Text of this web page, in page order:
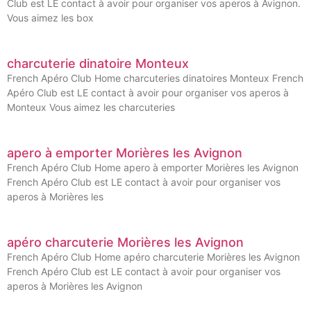
Club est LE contact à avoir pour organiser vos aperos à Avignon.
Vous aimez les box
charcuterie dinatoire Monteux
French Apéro Club Home charcuteries dinatoires Monteux French
Apéro Club est LE contact à avoir pour organiser vos aperos à
Monteux Vous aimez les charcuteries
apero à emporter Morières les Avignon
French Apéro Club Home apero à emporter Morières les Avignon
French Apéro Club est LE contact à avoir pour organiser vos
aperos à Morières les
apéro charcuterie Morières les Avignon
French Apéro Club Home apéro charcuterie Morières les Avignon
French Apéro Club est LE contact à avoir pour organiser vos
aperos à Morières les Avignon